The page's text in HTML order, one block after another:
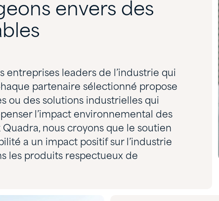
envers des
entreprises leaders de l’industrie qui
partenaire sélectionné propose
ou des solutions industrielles qui
l’impact environnemental des
nous croyons que le soutien
a un impact positif sur l’industrie
les produits respectueux de